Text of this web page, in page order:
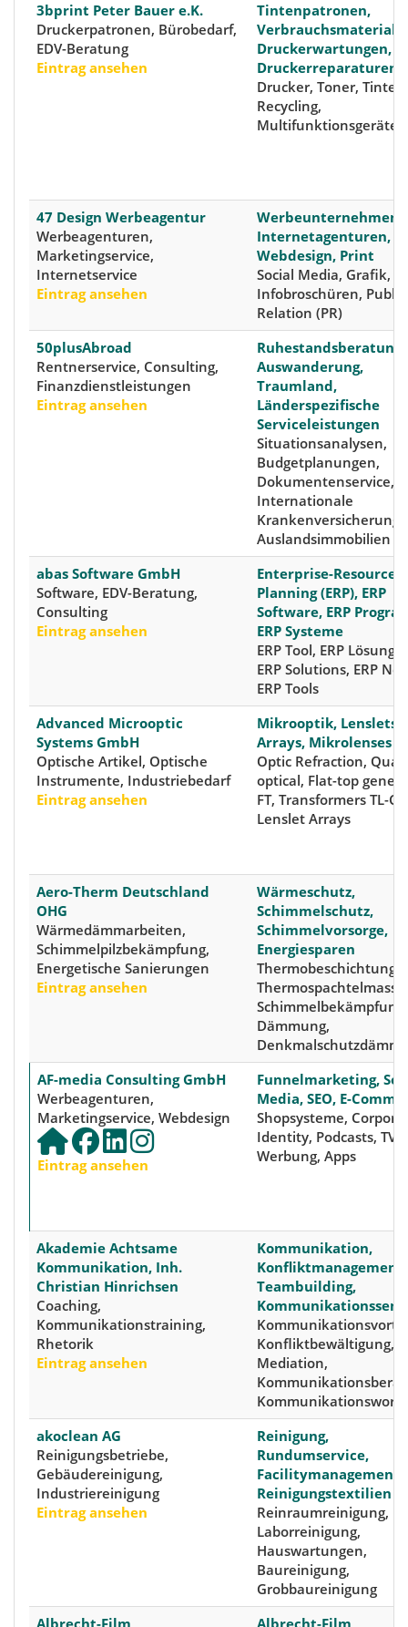
3bprint Peter Bauer e.K.
Druckerpatronen, Bürobedarf,
EDV-Beratung
Eintrag ansehen
Tintenpatronen,
Druckerwartungen,
Druckerreparaturen
Drucker, Toner, Tinte,
Recycling,
Multifunktionsgeräte
47 Design Werbeagentur
Werbeagenturen,
Marketingservice,
Internetservice
Eintrag ansehen
Werbeunternehmen,
Internetagenturen,
Webdesign, Print
Social Media, Grafik,
Infobroschüren, Public
Relation (PR)
50plusAbroad
Rentnerservice, Consulting,
Finanzdienstleistungen
Eintrag ansehen
Ruhestandsberatung,
Auswanderung,
Traumland,
Länderspezifische
Serviceleistungen
Situationsanalysen,
Budgetplanungen,
Dokumentenservice,
Internationale
Auslandsimmobilien
abas Software GmbH
Software, EDV-Beratung,
Consulting
Eintrag ansehen
Enterprise-Resource-
Planning (ERP), ERP
Software, ERP
ERP Systeme
ERP Tool, ERP
ERP Solutions, ERP
ERP Tools
Advanced Microoptic
Systems GmbH
Optische Artikel, Optische
Instrumente, Industriebedarf
Eintrag ansehen
Mikrooptik, Lenslets,
Arrays, Mikrolenses
Optic Refraction,
optical, Flat-top
FT, Transformers TL-C,
Lenslet Arrays
Aero-Therm Deutschland
OHG
Wärmedämmarbeiten,
Schimmelpilzbekämpfung,
Energetische Sanierungen
Eintrag ansehen
Wärmeschutz,
Schimmelschutz,
Schimmelvorsorge,
Energiesparen
Thermobeschichtung,
Thermospachtelmasse,
Schimmelbekämpfung,
Dämmung,
AF-media Consulting GmbH
Werbeagenturen,
Marketingservice, Webdesign
Eintrag ansehen
Funnelmarketing,
Media, SEO, E-
Shopsysteme,
Identity, Podcasts, TV-
Werbung, Apps
Akademie Achtsame
Kommunikation, Inh.
Christian Hinrichsen
Coaching,
Kommunikationstraining,
Rhetorik
Eintrag ansehen
Kommunikation,
Konfliktmanagement,
Teambuilding,
Konfliktbewältigung,
Mediation,
akoclean AG
Reinigungsbetriebe,
Gebäudereinigung,
Industriereinigung
Eintrag ansehen
Reinigung,
Rundumservice,
Facilitymanagement,
Reinigungstextilien
Reinraumreinigung,
Laborreinigung,
Hauswartungen,
Baureinigung,
Grobbaureinigung